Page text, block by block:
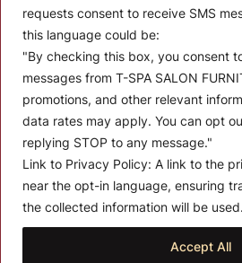
requests consent to receive SMS
this language could be:
"By checking this box, you consent
messages from T-SPA SALON
promotions, and other relevant
data rates may apply. You can opt
replying STOP to any message."
Link to Privacy Policy: A link to the
near the opt-in language, ensuring
the collected information will be used.
Accept All
About T-SPA